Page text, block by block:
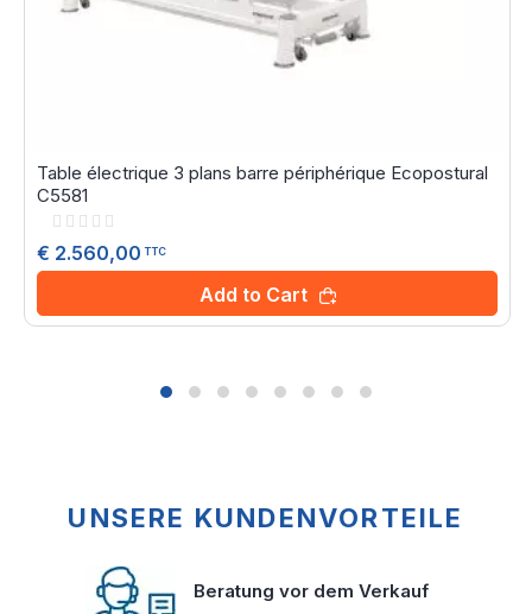
Table électrique 3 plans barre périphérique Ecopostural
C5581
Rating:
€ 2.560,00 TTC
Add to Cart
UNSERE KUNDENVORTEILE
Beratung vor dem Verkauf